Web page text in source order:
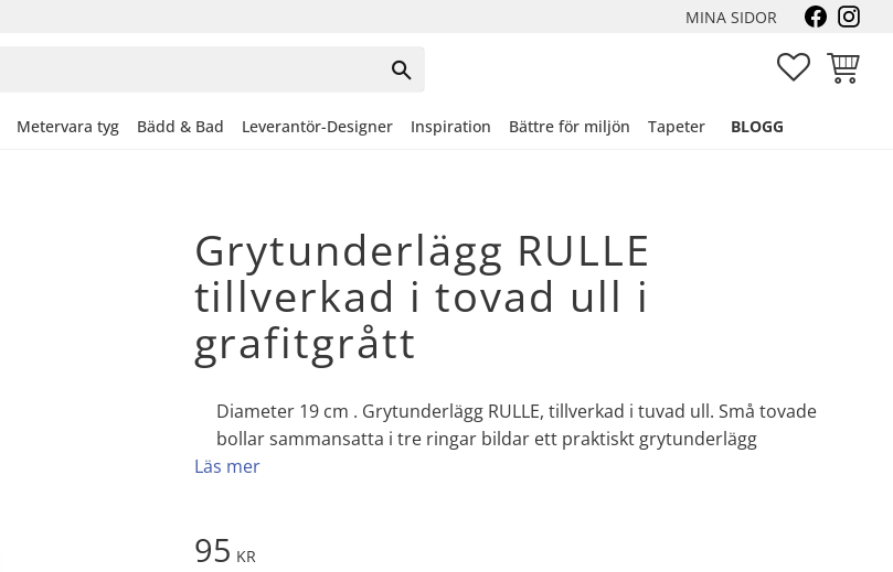
MINA SIDOR
FAVORITER
Metervara tyg Bädd & Bad Leverantör-Designer Inspiration Bättre för miljön Tapeter BLOGG
Grytunderlägg RULLE
tillverkad i tovad ull i
grafitgrått
Diameter 19 cm . Grytunderlägg RULLE, tillverkad i tuvad ull. Små tovade
bollar sammansatta i tre ringar bildar ett praktiskt grytunderlägg
Läs mer
95 KR